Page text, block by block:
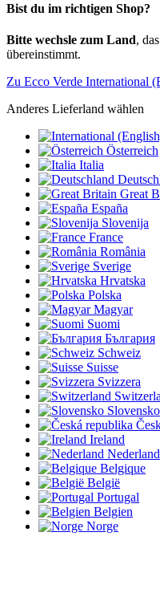
Bist du im richtigen Shop?
Bitte wechsle zum Land,
übereinstimmt.
Zu Ecco Verde International
Anderes Lieferland wählen
Österreich
Italia
Great
España
Slovenija
France
România
Sverige
Hrvatska
Polska
Magyar
Suomi
България
Schweiz
Suisse
Svizzera
Slovensko
Ireland
Nederland
Belgique
België
Portugal
Belgien
Norge